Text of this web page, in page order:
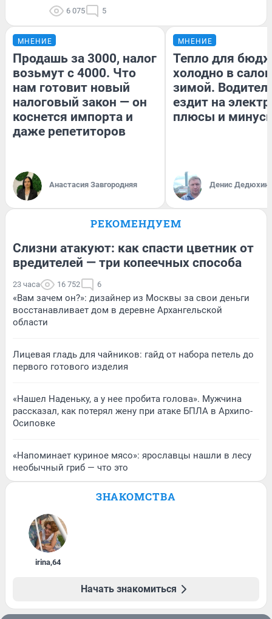
6 075 5
МНЕНИЕ
Продашь за 3000, налог
возьмут с 4000. Что
нам готовит новый
налоговый закон — он
коснется импорта и
даже репетиторов
Анастасия Завгородняя
МНЕНИЕ
Тепло для
холодно в
зимой.
ездит на
плюсы и
Денис Дедюхин
РЕКОМЕНДУЕМ
Слизни атакуют: как спасти цветник от
вредителей — три копеечных способа
23 часа 16 752 6
«Вам зачем он?»: дизайнер из Москвы за свои деньги
восстанавливает дом в деревне Архангельской
области
Лицевая гладь для чайников: гайд от набора петель до
первого готового изделия
«Нашел Наденьку, а у нее пробита голова». Мужчина
рассказал, как потерял жену при атаке БПЛА в Архипо-
Осиповке
«Напоминает куриное мясо»: ярославцы нашли в лесу
необычный гриб — что это
ЗНАКОМСТВА
irina,64
Начать знакомиться